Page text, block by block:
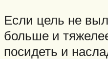
Если цель не
больше и
посидеть и